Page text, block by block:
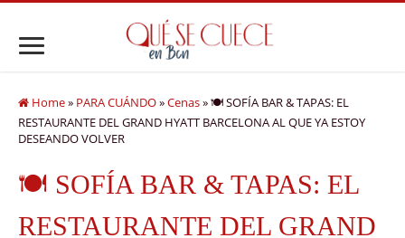
Home» PARA CUÁNDO»Cenas»🍽️ SOFÍA BAR & TAPAS: EL
RESTAURANTE DEL GRAND HYATT BARCELONA AL QUE YA ESTOY
DESEANDO VOLVER
🍽️ SOFÍA BAR & TAPAS: EL
RESTAURANTE DEL GRAND